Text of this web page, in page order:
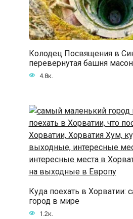
Колодец Посвящения в
перевернутая башня
4.8к.
Куда поехать в Хорватии:
город в мире
1.2к.